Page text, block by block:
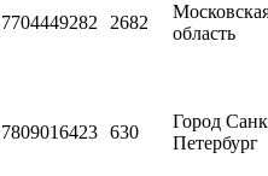
7704449282 2682
область
7809016423 630
Город
Петербург